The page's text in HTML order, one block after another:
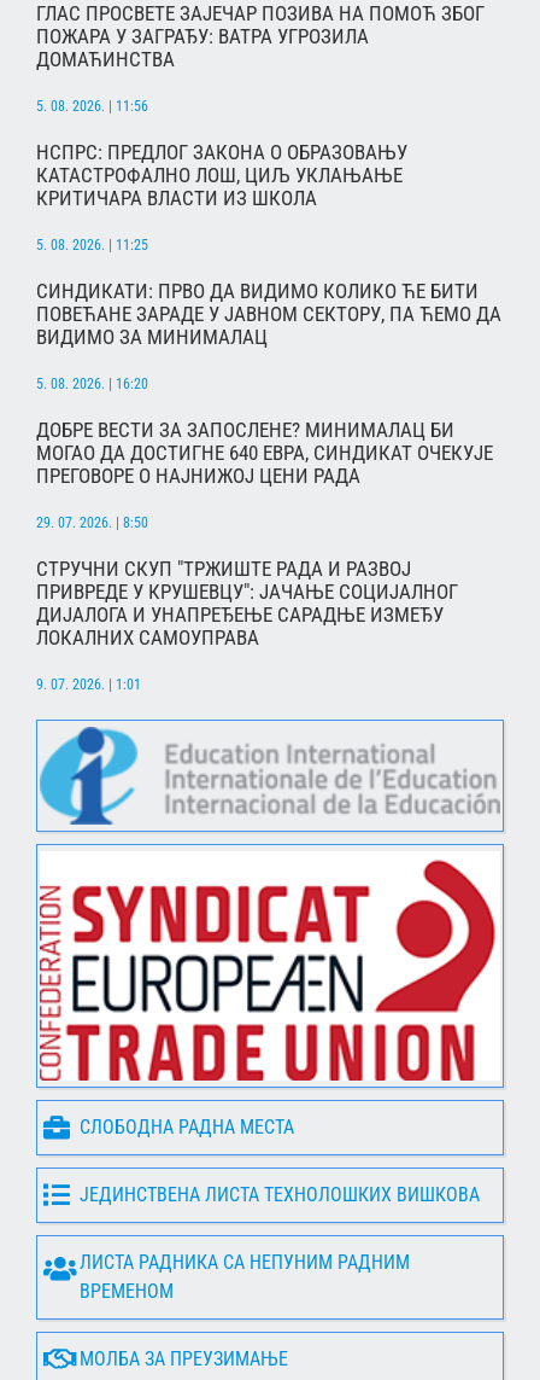
ГЛАС ПРОСВЕТЕ ЗАЈЕЧАР ПОЗИВА НА ПОМОЋ ЗБОГ
ПОЖАРА У ЗАГРАЂУ: ВАТРА УГРОЗИЛА
ДОМАЋИНСТВА
5. 08. 2026. | 11:56
НСПРС: ПРЕДЛОГ ЗАКОНА О ОБРАЗОВАЊУ
КАТАСТРОФАЛНО ЛОШ, ЦИЉ УКЛАЊАЊЕ
КРИТИЧАРА ВЛАСТИ ИЗ ШКОЛА
5. 08. 2026. | 11:25
СИНДИКАТИ: ПРВО ДА ВИДИМО КОЛИКО ЋЕ БИТИ
ПОВЕЋАНЕ ЗАРАДЕ У ЈАВНОМ СЕКТОРУ, ПА ЋЕМО ДА
ВИДИМО ЗА МИНИМАЛАЦ
5. 08. 2026. | 16:20
ДОБРЕ ВЕСТИ ЗА ЗАПОСЛЕНЕ? МИНИМАЛАЦ БИ
МОГАО ДА ДОСТИГНЕ 640 ЕВРА, СИНДИКАТ ОЧЕКУЈЕ
ПРЕГОВОРЕ О НАЈНИЖОЈ ЦЕНИ РАДА
29. 07. 2026. | 8:50
СТРУЧНИ СКУП "ТРЖИШТЕ РАДА И РАЗВОЈ
ПРИВРЕДЕ У КРУШЕВЦУ": ЈАЧАЊЕ СОЦИЈАЛНОГ
ДИЈАЛОГА И УНАПРЕЂЕЊЕ САРАДЊЕ ИЗМЕЂУ
ЛОКАЛНИХ САМОУПРАВА
9. 07. 2026. | 1:01
СЛОБОДНА РАДНА МЕСТА
ЈЕДИНСТВЕНА ЛИСТА ТЕХНОЛОШКИХ ВИШКОВА
ЛИСТА РАДНИКА СА НЕПУНИМ РАДНИМ
ВРЕМЕНОМ
МОЛБА ЗА ПРЕУЗИМАЊЕ